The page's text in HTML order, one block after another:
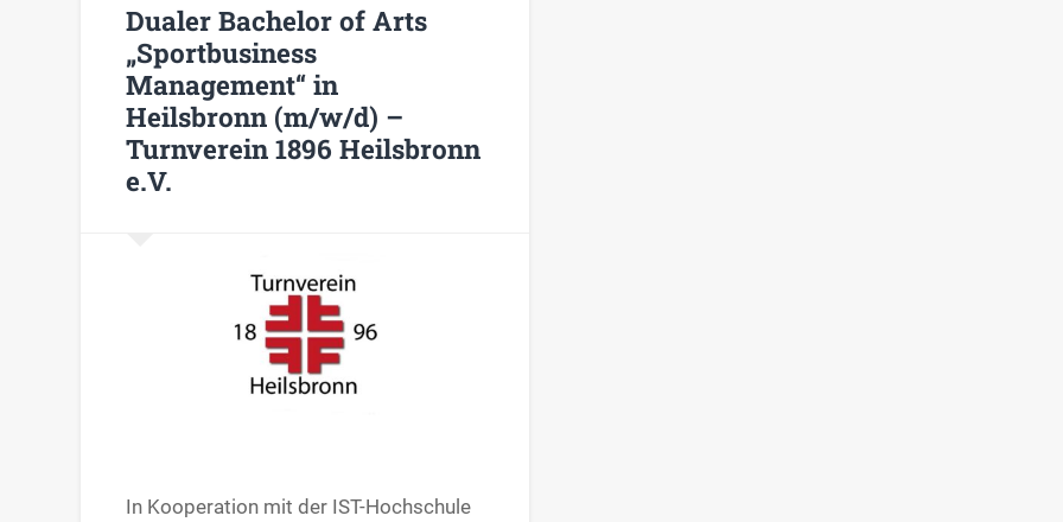
Dualer Bachelor of Arts
„Sportbusiness
Management“ in
Heilsbronn (m/w/d) –
Turnverein 1896 Heilsbronn
e.V.
In Kooperation mit der IST-Hochschule